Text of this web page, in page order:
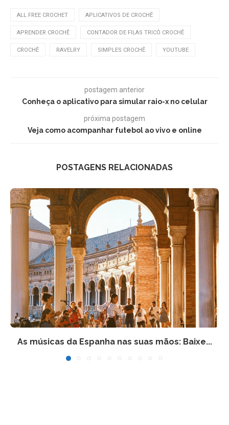
ALL FREE CROCHET APLICATIVOS DE CROCHÊ
APRENDER CROCHÊ CONTADOR DE FILAS TRICÔ CROCHÊ
CROCHÊ RAVELRY SIMPLES CROCHÊ YOUTUBE
postagem anterior
Conheça o aplicativo para simular raio-x no celular
próxima postagem
Veja como acompanhar futebol ao vivo e online
POSTAGENS RELACIONADAS
As músicas da Espanha nas suas mãos: Baixe...